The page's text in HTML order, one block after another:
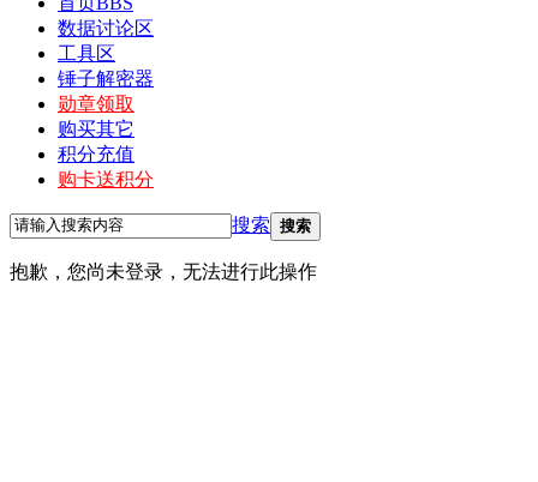
数据讨论区
工具区
锤子解密器
勋章领取
购买其它
积分充值
购卡送积分
搜索 搜索
抱歉，您尚未登录，无法进行此操作